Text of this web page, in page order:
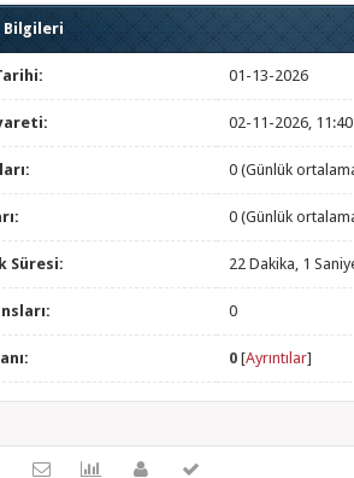
Bilgileri
01-13-2026
02-11-2026, 11:40
0 (Günlük
0 (Günlük
Süresi: 22 Dakika, 1
0
0 [Ayrıntılar]